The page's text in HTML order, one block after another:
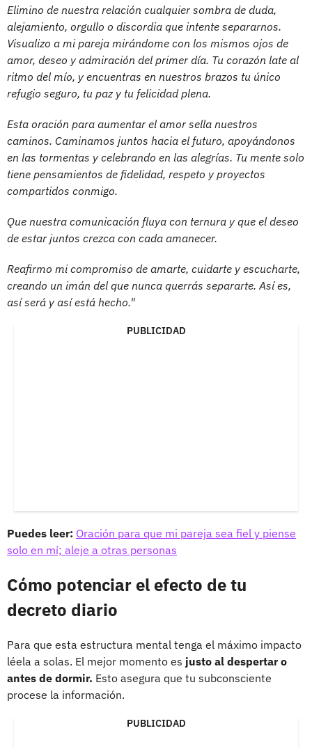
Elimino de nuestra relación cualquier sombra de duda,
alejamiento, orgullo o discordia que intente separarnos.
Visualizo a mi pareja mirándome con los mismos ojos de
amor, deseo y admiración del primer día. Tu corazón late al
ritmo del mío, y encuentras en nuestros brazos tu único
refugio seguro, tu paz y tu felicidad plena.
Esta oración para aumentar el amor sella nuestros
caminos. Caminamos juntos hacia el futuro, apoyándonos
en las tormentas y celebrando en las alegrías. Tu mente solo
tiene pensamientos de fidelidad, respeto y proyectos
compartidos conmigo.
Que nuestra comunicación fluya con ternura y que el deseo
de estar juntos crezca con cada amanecer.
Reafirmo mi compromiso de amarte, cuidarte y escucharte,
creando un imán del que nunca querrás separarte. Así es,
así será y así está hecho."
PUBLICIDAD
Puedes leer: Oración para que mi pareja sea fiel y piense
solo en mí; aleje a otras personas
Cómo potenciar el efecto de tu
decreto diario
Para que esta estructura mental tenga el máximo impacto
léela a solas. El mejor momento es justo al despertar o
antes de dormir. Esto asegura que tu subconsciente
procese la información.
PUBLICIDAD